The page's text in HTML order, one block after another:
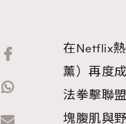
Wellness
Paris
在Netflix
薰）再度
法拳擊聯
塊腹肌與